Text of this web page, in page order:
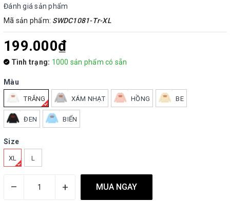
Đánh giá sản phẩm
Mã sản phẩm: SWDC1081-Tr-XL
199.000₫
Tình trạng: 1000 sản phẩm có sẵn
Màu
TRẮNG XÁM NHẠT HỒNG BE
ĐEN BIỂN
Size
XL L
– + MUA NGAY